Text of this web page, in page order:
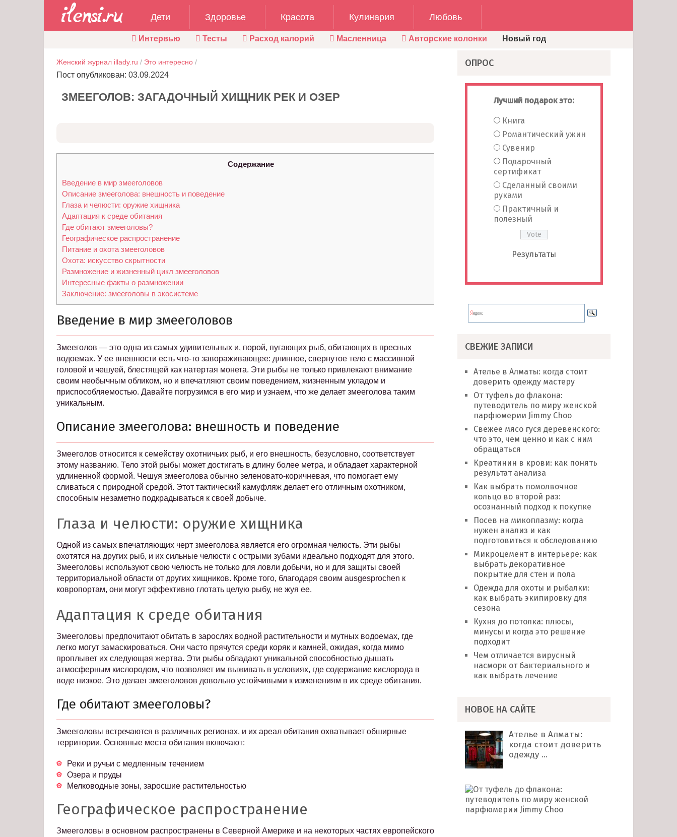
Дети Здоровье Красота Кулинария Любовь
Интервью Тесты Расход калорий Масленница Авторские колонки Новый год
Женский журнал illady.ru / Это интересно /
Пост опубликован: 03.09.2024
ЗМЕЕГОЛОВ: ЗАГАДОЧНЫЙ ХИЩНИК РЕК И ОЗЕР
Содержание
Введение в мир змееголовов
Описание змееголова: внешность и поведение
Глаза и челюсти: оружие хищника
Адаптация к среде обитания
Где обитают змееголовы?
Географическое распространение
Питание и охота змееголовов
Охота: искусство скрытности
Размножение и жизненный цикл змееголовов
Интересные факты о размножении
Заключение: змееголовы в экосистеме
Введение в мир змееголовов
Змееголов — это одна из самых удивительных и, порой, пугающих рыб, обитающих в пресных
водоемах. У ее внешности есть что-то завораживающее: длинное, свернутое тело с массивной
головой и чешуей, блестящей как натертая монета. Эти рыбы не только привлекают внимание
своим необычным обликом, но и впечатляют своим поведением, жизненным укладом и
приспособляемостью. Давайте погрузимся в его мир и узнаем, что же делает змееголова таким
уникальным.
Описание змееголова: внешность и поведение
Змееголов относится к семейству охотничьих рыб, и его внешность, безусловно, соответствует
этому названию. Тело этой рыбы может достигать в длину более метра, и обладает характерной
удлиненной формой. Чешуя змееголова обычно зеленовато-коричневая, что помогает ему
сливаться с природной средой. Этот тактический камуфляж делает его отличным охотником,
способным незаметно подкрадываться к своей добыче.
Глаза и челюсти: оружие хищника
Одной из самых впечатляющих черт змееголова является его огромная челюсть. Эти рыбы
охотятся на других рыб, и их сильные челюсти с острыми зубами идеально подходят для этого.
Змееголовы используют свою челюсть не только для ловли добычи, но и для защиты своей
территориальной области от других хищников. Кроме того, благодаря своим ausgesprochen к
кoвропортам, они могут эффективно глотать целую рыбу, не жуя ее.
Адаптация к среде обитания
Змееголовы предпочитают обитать в зарослях водной растительности и мутных водоемах, где
легко могут замаскироваться. Они часто прячутся среди коряк и камней, ожидая, когда мимо
проплывет их следующая жертва. Эти рыбы обладают уникальной способностью дышать
атмосферным кислородом, что позволяет им выживать в условиях, где содержание кислорода в
воде низкое. Это делает змееголовов довольно устойчивыми к изменениям в их среде обитания.
Где обитают змееголовы?
Змееголовы встречаются в различных регионах, и их ареал обитания охватывает обширные
территории. Основные места обитания включают:
Реки и ручьи с медленным течением
Озера и пруды
Мелководные зоны, заросшие растительностью
Географическое распространение
Змееголовы в основном распространены в Северной Америке и на некоторых частях европейского
ОПРОС
Лучший подарок это:
Книга
Романтический ужин
Сувенир
Подарочный
сертификат
Сделанный своими
руками
Практичный и
полезный
Результаты
СВЕЖИЕ ЗАПИСИ
Ателье в Алматы: когда стоит
доверить одежду мастеру
От туфель до флакона:
путеводитель по миру женской
парфюмерии Jimmy Choo
Свежее мясо гуся деревенского:
что это, чем ценно и как с ним
обращаться
Креатинин в крови: как понять
результат анализа
Как выбрать помолвочное
кольцо во второй раз:
осознанный подход к покупке
Посев на микоплазму: когда
нужен анализ и как
подготовиться к обследованию
Микроцемент в интерьере: как
выбрать декоративное
покрытие для стен и пола
Одежда для охоты и рыбалки:
как выбрать экипировку для
сезона
Кухня до потолка: плюсы,
минусы и когда это решение
подходит
Чем отличается вирусный
насморк от бактериального и
как выбрать лечение
НОВОЕ НА САЙТЕ
Ателье в Алматы:
когда стоит доверить
одежду …